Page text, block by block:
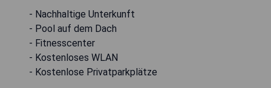
- Nachhaltige Unterkunft
- Pool auf dem Dach
- Fitnesscenter
- Kostenloses WLAN
- Kostenlose Privatparkplätze